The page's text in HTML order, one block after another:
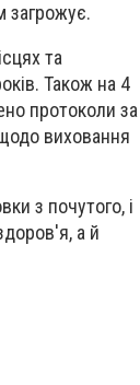
загрожує.
та
Також на 4
протоколи за
виховання
з почутого, і
а й